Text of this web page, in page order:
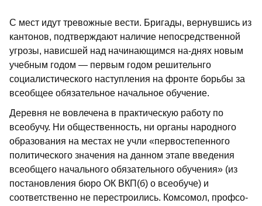
С мест идут тревожные вести. Брига­ды, вернувшись из
кантонов, подтвер­ждают наличие непосредственной
угро­зы, нависшей над начинающимся на-днях новым
учебным годом — первым го­дом решительнго
социалистического на­ступления на фронте борьбы за
все­общее обязательное начальное обучение.
Деревня не вовлечена в практическую работу по
всеобучу. Ни общественность, ни органы народного
образования на местах не учли «первостепенного
поли­тического значения на данном этапе вве­дения
всеобщего начального обязатель­ного обучения» (из
постановления бюро ОК ВКП(б) о всеобуче) и
соответствен­но не перестроились. Комсомол, профсо­